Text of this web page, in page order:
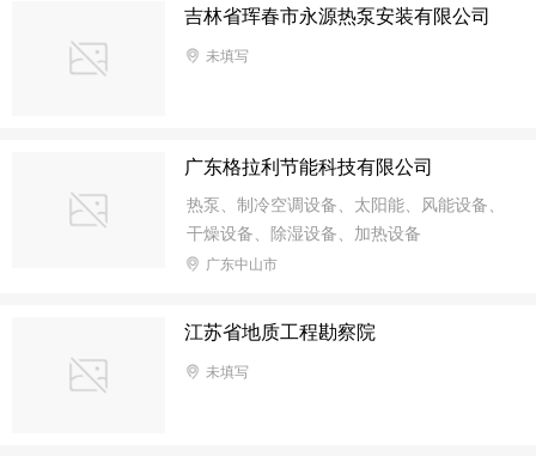
吉林省珲春市永源热泵安装有限公司
未填写
广东格拉利节能科技有限公司
热泵、制冷空调设备、太阳能、风能设备、
干燥设备、除湿设备、加热设备
广东中山市
江苏省地质工程勘察院
未填写